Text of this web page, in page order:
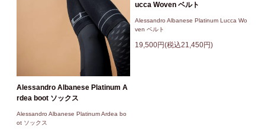
Alessandro Albanese Platinum A
rdea boot ソックス
Alessandro Albanese Platinum Ardea bo
ot ソックス
ucca Woven ベルト
Alessandro Albanese Platinum Lucca Wo
ven ベルト
19,500円(税込21,450円)